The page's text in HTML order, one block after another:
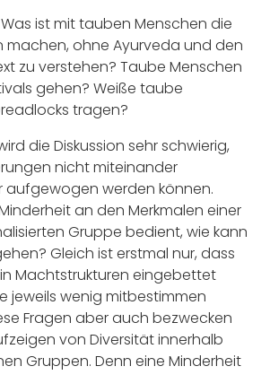
ist mit tauben Menschen die
machen, ohne Ayurveda und den
zu verstehen? Taube Menschen
gehen? Weiße taube
tragen?
die Diskussion sehr schwierig,
nicht miteinander
aufgewogen werden können.
an den Merkmalen einer
Gruppe bedient, wie kann
Gleich ist erstmal nur, dass
Machtstrukturen eingebettet
jeweils wenig mitbestimmen
Fragen aber auch bezwecken
von Diversität innerhalb
Gruppen. Denn eine Minderheit